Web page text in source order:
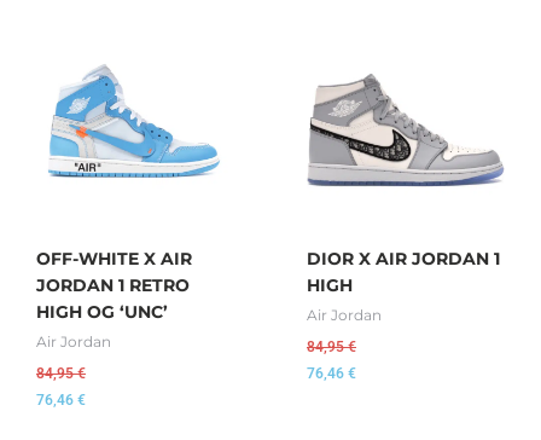
OFF-WHITE X AIR
JORDAN 1 RETRO
HIGH OG ‘UNC’
Air Jordan
84,95€
76,46 €
DIOR X AIR JORDAN 1
HIGH
Air Jordan
84,95€
76,46 €